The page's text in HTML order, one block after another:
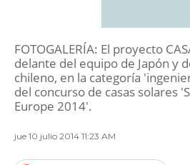
FOTOGALERÍA: El proyecto
delante del equipo de Japón y
chileno, en la categoría
del concurso de casas solares
Europe 2014'.
jue 10 julio 2014 11:23 AM